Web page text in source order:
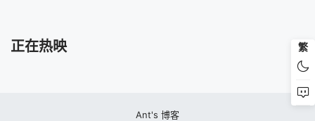
正在热映 繁
Ant's 博客